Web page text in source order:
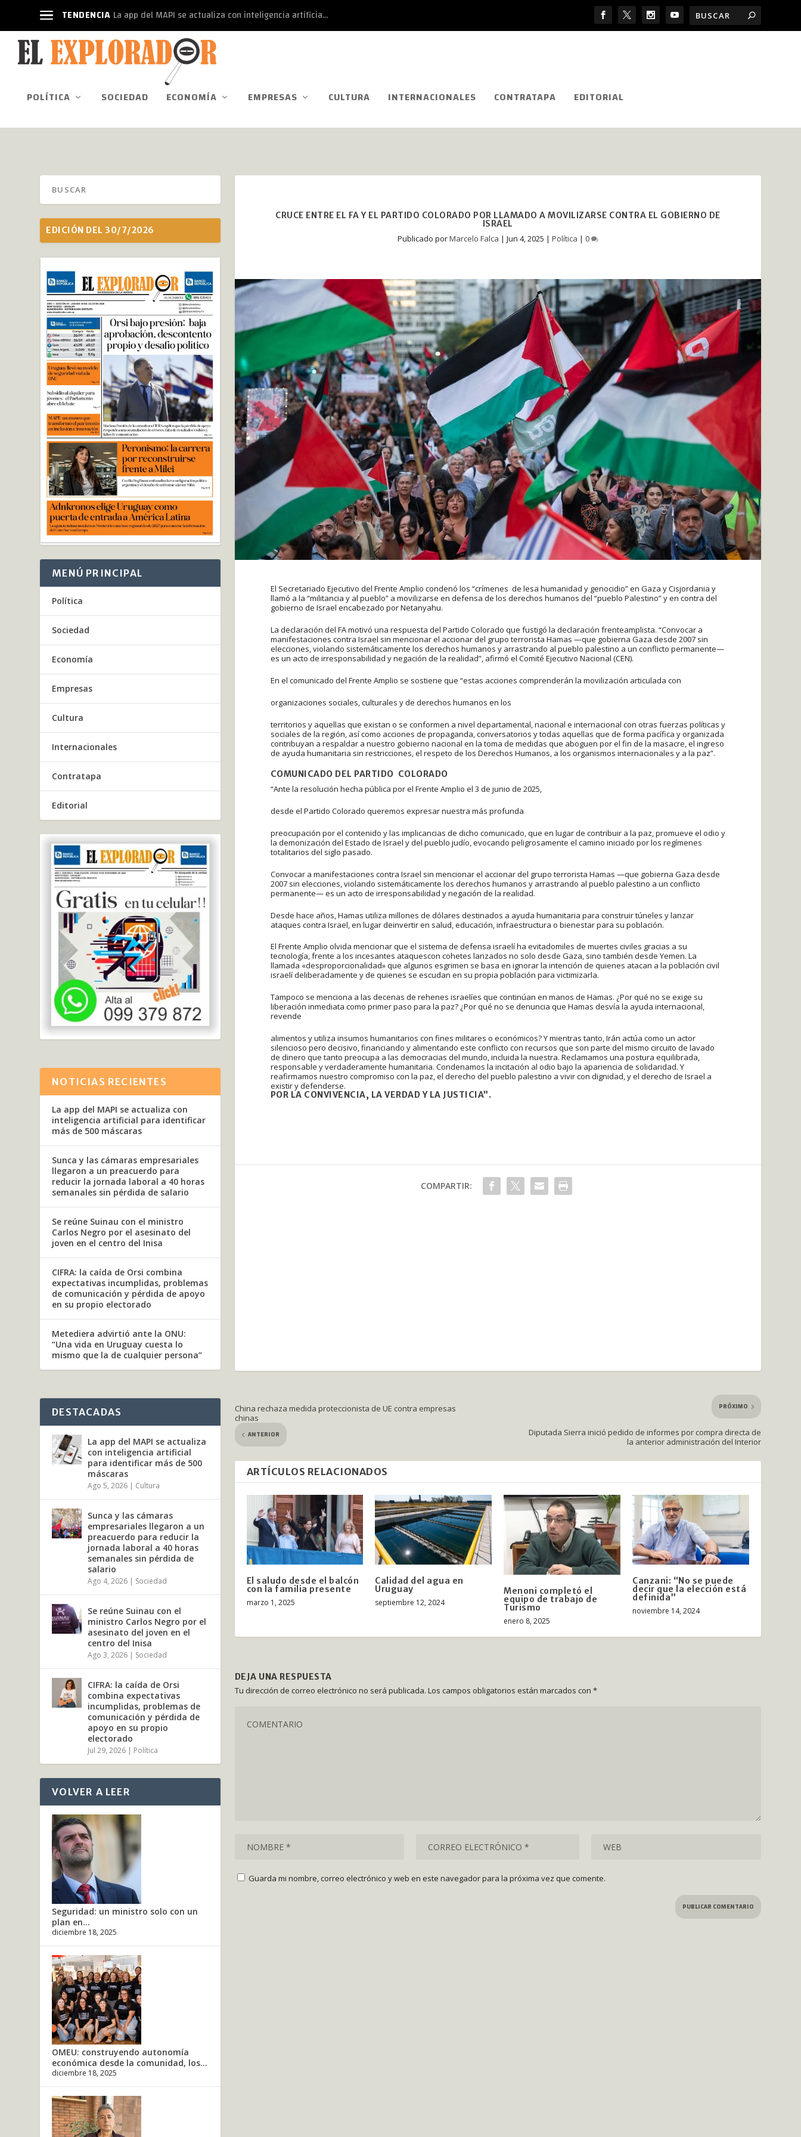
TENDENCIA La app del MAPI se actualiza con inteligencia artificia...
POLÍTICA SOCIEDAD ECONOMÍA EMPRESAS CULTURA INTERNACIONALES CONTRATAPA EDITORIAL
CRUCE ENTRE EL FA Y EL PARTIDO COLORADO POR LLAMADO A MOVILIZARSE CONTRA EL GOBIERNO DE
ISRAEL
Publicado porMarcelo Falca | Jun 4, 2025 | Política | 0
El Secretariado Ejecutivo del Frente Amplio condenó los “crímenes de lesa humanidad y genocidio” en Gaza y Cisjordania y
llamó a la “militancia y al pueblo” a movilizarse en defensa de los derechos humanos del “pueblo Palestino” y en contra del
gobierno de Israel encabezado por Netanyahu.
La declaración del FA motivó una respuesta del Partido Colorado que fustigó la declaración frenteamplista. “Convocar a
manifestaciones contra Israel sin mencionar el accionar del grupo terrorista Hamas —que gobierna Gaza desde 2007 sin
elecciones, violando sistemáticamente los derechos humanos y arrastrando al pueblo palestino a un conflicto permanente—
es un acto de irresponsabilidad y negación de la realidad”, afirmó el Comité Ejecutivo Nacional (CEN).
En el comunicado del Frente Amplio se sostiene que “estas acciones comprenderán la movilización articulada con
organizaciones sociales, culturales y de derechos humanos en los
territorios y aquellas que existan o se conformen a nivel departamental, nacional e internacional con otras fuerzas políticas y
sociales de la región, así como acciones de propaganda, conversatorios y todas aquellas que de forma pacífica y organizada
contribuyan a respaldar a nuestro gobierno nacional en la toma de medidas que aboguen por el fin de la masacre, el ingreso
de ayuda humanitaria sin restricciones, el respeto de los Derechos Humanos, a los organismos internacionales y a la paz”.
COMUNICADO DEL PARTIDO COLORADO
“Ante la resolución hecha pública por el Frente Amplio el 3 de junio de 2025,
desde el Partido Colorado queremos expresar nuestra más profunda
preocupación por el contenido y las implicancias de dicho comunicado, que en lugar de contribuir a la paz, promueve el odio y
la demonización del Estado de Israel y del pueblo judío, evocando peligrosamente el camino iniciado por los regímenes
totalitarios del siglo pasado.
Convocar a manifestaciones contra Israel sin mencionar el accionar del grupo terrorista Hamas —que gobierna Gaza desde
2007 sin elecciones, violando sistemáticamente los derechos humanos y arrastrando al pueblo palestino a un conflicto
permanente— es un acto de irresponsabilidad y negación de la realidad.
Desde hace años, Hamas utiliza millones de dólares destinados a ayuda humanitaria para construir túneles y lanzar
ataques contra Israel, en lugar deinvertir en salud, educación, infraestructura o bienestar para su población.
El Frente Amplio olvida mencionar que el sistema de defensa israelí ha evitadomiles de muertes civiles gracias a su
tecnología, frente a los incesantes ataquescon cohetes lanzados no solo desde Gaza, sino también desde Yemen. La
llamada «desproporcionalidad» que algunos esgrimen se basa en ignorar la intención de quienes atacan a la población civil
israelí deliberadamente y de quienes se escudan en su propia población para victimizarla.
Tampoco se menciona a las decenas de rehenes israelíes que continúan en manos de Hamas. ¿Por qué no se exige su
liberación inmediata como primer paso para la paz? ¿Por qué no se denuncia que Hamas desvía la ayuda internacional,
revende
alimentos y utiliza insumos humanitarios con fines militares o económicos? Y mientras tanto, Irán actúa como un actor
silencioso pero decisivo, financiando y alimentando este conflicto con recursos que son parte del mismo circuito de lavado
de dinero que tanto preocupa a las democracias del mundo, incluida la nuestra. Reclamamos una postura equilibrada,
responsable y verdaderamente humanitaria. Condenamos la incitación al odio bajo la apariencia de solidaridad. Y
reafirmamos nuestro compromiso con la paz, el derecho del pueblo palestino a vivir con dignidad, y el derecho de Israel a
existir y defenderse.
POR LA CONVIVENCIA, LA VERDAD Y LA JUSTICIA”.
COMPARTIR:
China rechaza medida proteccionista de UE contra empresas
chinas
ANTERIOR
PRÓXIMO
Diputada Sierra inició pedido de informes por compra directa de
la anterior administración del Interior
ARTÍCULOS RELACIONADOS
El saludo desde el balcón
con la familia presente
marzo 1, 2025
Calidad del agua en
Uruguay
septiembre 12, 2024
Menoni completó el
equipo de trabajo de
Turismo
enero 8, 2025
Canzani: “No se puede
decir que la elección está
definida”
noviembre 14, 2024
DEJA UNA RESPUESTA
Tu dirección de correo electrónico no será publicada. Los campos obligatorios están marcados con *
Guarda mi nombre, correo electrónico y web en este navegador para la próxima vez que comente.
EDICIÓN DEL 30/7/2026
MENÚ PRINCIPAL
Política
Sociedad
Economía
Empresas
Cultura
Internacionales
Contratapa
Editorial
NOTICIAS RECIENTES
La app del MAPI se actualiza con
inteligencia artificial para identificar
más de 500 máscaras
Sunca y las cámaras empresariales
llegaron a un preacuerdo para
reducir la jornada laboral a 40 horas
semanales sin pérdida de salario
Se reúne Suinau con el ministro
Carlos Negro por el asesinato del
joven en el centro del Inisa
CIFRA: la caída de Orsi combina
expectativas incumplidas, problemas
de comunicación y pérdida de apoyo
en su propio electorado
Metediera advirtió ante la ONU:
“Una vida en Uruguay cuesta lo
mismo que la de cualquier persona”
DESTACADAS
La app del MAPI se actualiza
con inteligencia artificial
para identificar más de 500
máscaras
Ago 5, 2026 | Cultura
Sunca y las cámaras
empresariales llegaron a un
preacuerdo para reducir la
jornada laboral a 40 horas
semanales sin pérdida de
salario
Ago 4, 2026 | Sociedad
Se reúne Suinau con el
ministro Carlos Negro por el
asesinato del joven en el
centro del Inisa
Ago 3, 2026 | Sociedad
CIFRA: la caída de Orsi
combina expectativas
incumplidas, problemas de
comunicación y pérdida de
apoyo en su propio
electorado
Jul 29, 2026 | Política
VOLVER A LEER
Seguridad: un ministro solo con un
plan en...
diciembre 18, 2025
OMEU: construyendo autonomía
económica desde la comunidad, los...
diciembre 18, 2025